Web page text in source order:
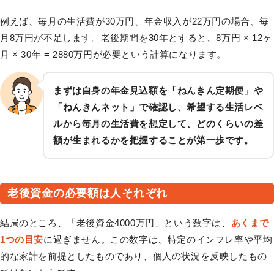
例えば、毎月の生活費が30万円、年金収入が22万円の場合、毎
月8万円が不足します。老後期間を30年とすると、8万円 × 12ヶ
月 × 30年 = 2880万円が必要という計算になります。
まずは自身の年金見込額を「ねんきん定期便」や
「ねんきんネット」で確認し、希望する生活レベ
ルから毎月の生活費を想定して、どのくらいの差
額が生まれるかを把握することが第一歩です。
老後資金の必要額は人それぞれ
結局のところ、「老後資金4000万円」という数字は、 あくまで
1つの目安に過ぎません。この数字は、特定のインフレ率や平均
的な家計を前提としたものであり、個人の状況を反映したもの